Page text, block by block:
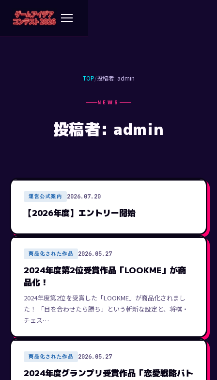
TOP/投稿者: admin
NEWS
投稿者: admin
運営公式案内 2026.07.20
【2026年度】エントリー開始
商品化された作品 2026.05.27
2024年度第2位受賞作品「LOOKME」が商
品化！
2024年度第2位を受賞した「LOOKME」が商品化されまし
た！ 「目を合わせたら勝ち」という斬新な設定と、将棋・
チェス…
商品化された作品 2026.05.27
2024年度グランプリ受賞作品「恋愛戦略バト